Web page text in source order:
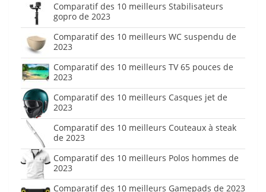
Comparatif des 10 meilleurs Stabilisateurs
gopro de 2023
Comparatif des 10 meilleurs WC suspendu de
2023
Comparatif des 10 meilleurs TV 65 pouces de
2023
Comparatif des 10 meilleurs Casques jet de
2023
Comparatif des 10 meilleurs Couteaux à steak
de 2023
Comparatif des 10 meilleurs Polos hommes de
2023
Comparatif des 10 meilleurs Gamepads de 2023